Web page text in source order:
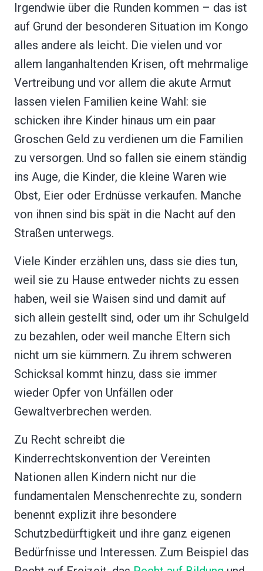
Irgendwie über die Runden kommen – das ist
auf Grund der besonderen Situation im Kongo
alles andere als leicht. Die vielen und vor
allem langanhaltenden Krisen, oft mehrmalige
Vertreibung und vor allem die akute Armut
lassen vielen Familien keine Wahl: sie
schicken ihre Kinder hinaus um ein paar
Groschen Geld zu verdienen um die Familien
zu versorgen. Und so fallen sie einem ständig
ins Auge, die Kinder, die kleine Waren wie
Obst, Eier oder Erdnüsse verkaufen. Manche
von ihnen sind bis spät in die Nacht auf den
Straßen unterwegs.
Viele Kinder erzählen uns, dass sie dies tun,
weil sie zu Hause entweder nichts zu essen
haben, weil sie Waisen sind und damit auf
sich allein gestellt sind, oder um ihr Schulgeld
zu bezahlen, oder weil manche Eltern sich
nicht um sie kümmern. Zu ihrem schweren
Schicksal kommt hinzu, dass sie immer
wieder Opfer von Unfällen oder
Gewaltverbrechen werden.
Zu Recht schreibt die
Kinderrechtskonvention der Vereinten
Nationen allen Kindern nicht nur die
fundamentalen Menschenrechte zu, sondern
benennt explizit ihre besondere
Schutzbedürftigkeit und ihre ganz eigenen
Bedürfnisse und Interessen. Zum Beispiel das